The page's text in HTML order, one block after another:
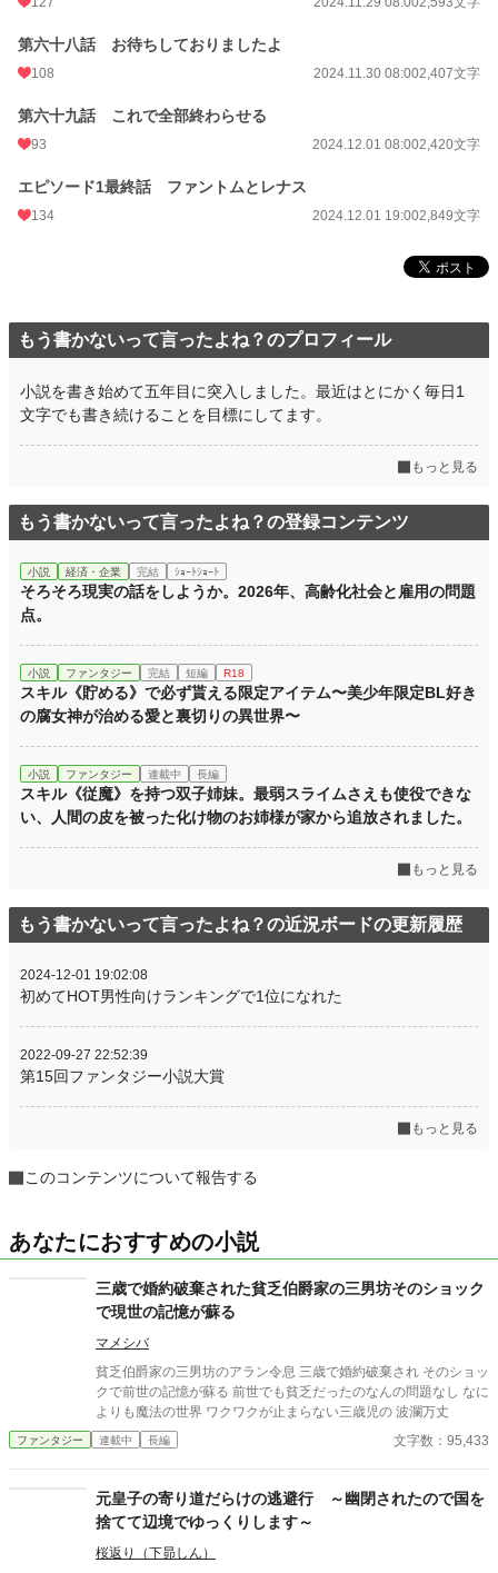
第六十八話 お待ちしておりましたよ
108 2024.11.30 08:002,407文字
第六十九話 これで全部終わらせる
93 2024.12.01 08:002,420文字
エピソード1最終話 ファントムとレナス
134 2024.12.01 19:002,849文字
もう書かないって言ったよね？のプロフィール
小説を書き始めて五年目に突入しました。最近はとにかく毎日1
文字でも書き続けることを目標にしてます。
もっと見る
もう書かないって言ったよね？の登録コンテンツ
小説 経済・企業 完結 ｼｮｰﾄｼｮｰﾄ
そろそろ現実の話をしようか。2026年、高齢化社会と雇用の問題
点。
小説 ファンタジー 完結 短編 R18
スキル《貯める》で必ず貰える限定アイテム〜美少年限定BL好き
の腐女神が治める愛と裏切りの異世界〜
小説 ファンタジー 連載中 長編
スキル《従魔》を持つ双子姉妹。最弱スライムさえも使役できな
い、人間の皮を被った化け物のお姉様が家から追放されました。
もっと見る
もう書かないって言ったよね？の近況ボードの更新履歴
2024-12-01 19:02:08
初めてHOT男性向けランキングで1位になれた
2022-09-27 22:52:39
第15回ファンタジー小説大賞
もっと見る
このコンテンツについて報告する
あなたにおすすめの小説
三歳で婚約破棄された貧乏伯爵家の三男坊そのショック
で現世の記憶が蘇る
マメシバ
貧乏伯爵家の三男坊のアラン令息 三歳で婚約破棄され そのショッ
クで前世の記憶が蘇る 前世でも貧乏だったのなんの問題なし なに
よりも魔法の世界 ワクワクが止まらない三歳児の 波瀾万丈
ファンタジー 連載中 長編 文字数：95,433
元皇子の寄り道だらけの逃避行 ～幽閉されたので国を
捨てて辺境でゆっくりします～
桜返り（下昴しん）